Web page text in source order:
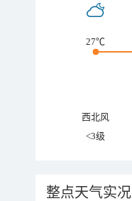
27℃
西北风
<3级
整点天气实况